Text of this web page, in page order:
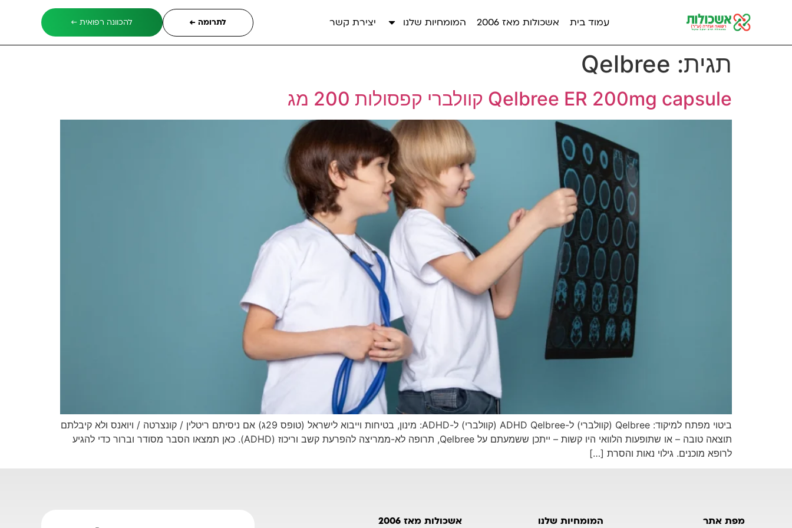
עמוד בית אשכולות מאז 2006 המומחיות שלנו יצירת קשר לתרומה ← להכוונה רפואית ←
תגית: Qelbree
Qelbree ER 200mg capsule קוולברי קפסולות 200 מג
ביטוי מפתח למיקוד: Qelbree (קוולברי) ל-ADHD Qelbree (קוולברי) ל-ADHD: מינון, בטיחות וייבוא לישראל (טופס 29ג) אם ניסיתם ריטלין / קונצרטה / ויואנס ולא קיבלתם
תוצאה טובה – או שתופעות הלוואי היו קשות – ייתכן ששמעתם על Qelbree, תרופה לא-ממריצה להפרעת קשב וריכוז (ADHD). כאן תמצאו הסבר מסודר וברור כדי להגיע
לרופא מוכנים. גילוי נאות והסרת […]
מפת אתר המומחיות שלנו
אשכולות מאז 2006